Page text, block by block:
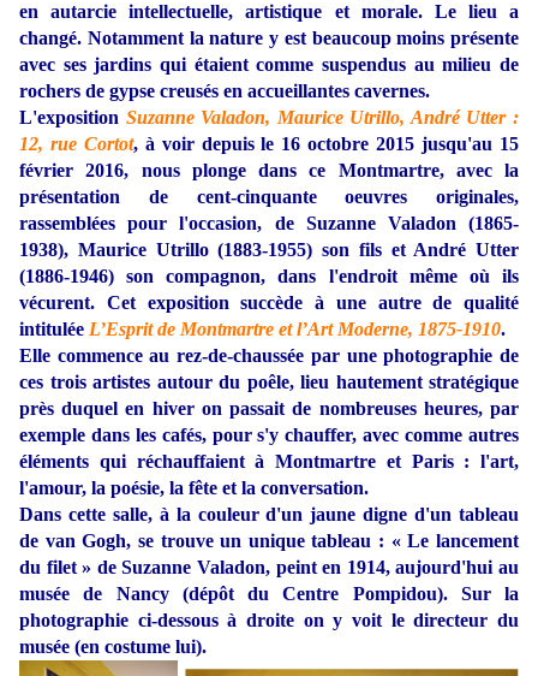
en autarcie intellectuelle, artistique et morale. Le lieu a
changé. Notamment la nature y est beaucoup moins présente
avec ses jardins qui étaient comme suspendus au milieu de
rochers de gypse creusés en accueillantes cavernes.
L'exposition Suzanne Valadon, Maurice Utrillo, André Utter :
12, rue Cortot, à voir depuis le 16 octobre 2015 jusqu'au 15
février 2016, nous plonge dans ce Montmartre, avec la
présentation de cent-cinquante oeuvres originales,
rassemblées pour l'occasion, de Suzanne Valadon (1865-
1938), Maurice Utrillo (1883-1955) son fils et André Utter
(1886-1946) son compagnon, dans l'endroit même où ils
vécurent. Cet exposition succède à une autre de qualité
intitulée L’Esprit de Montmartre et l’Art Moderne, 1875-1910.
Elle commence au rez-de-chaussée par une photographie de
ces trois artistes autour du poêle, lieu hautement stratégique
près duquel en hiver on passait de nombreuses heures, par
exemple dans les cafés, pour s'y chauffer, avec comme autres
éléments qui réchauffaient à Montmartre et Paris : l'art,
l'amour, la poésie, la fête et la conversation.
Dans cette salle, à la couleur d'un jaune digne d'un tableau
de van Gogh, se trouve un unique tableau : « Le lancement
du filet » de Suzanne Valadon, peint en 1914, aujourd'hui au
musée de Nancy (dépôt du Centre Pompidou). Sur la
photographie ci-dessous à droite on y voit le directeur du
musée (en costume lui).